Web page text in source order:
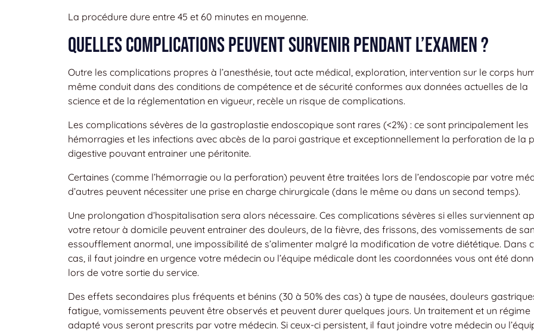
La procédure dure entre 45 et 60 minutes en moyenne.
Quelles complications peuvent survenir pendant l’examen ?
Outre les complications propres à l’anesthésie, tout acte médical, exploration, intervention sur le corps
même conduit dans des conditions de compétence et de sécurité conformes aux données actuelles de la
science et de la réglementation en vigueur, recèle un risque de complications.
Les complications sévères de la gastroplastie endoscopique sont rares (<2%) : ce sont principalement les
hémorragies et les infections avec abcès de la paroi gastrique et exceptionnellement la perforation de la
digestive pouvant entrainer une péritonite.
Certaines (comme l’hémorragie ou la perforation) peuvent être traitées lors de l’endoscopie par votre
d’autres peuvent nécessiter une prise en charge chirurgicale (dans le même ou dans un second temps).
Une prolongation d’hospitalisation sera alors nécessaire. Ces complications sévères si elles surviennent
votre retour à domicile peuvent entrainer des douleurs, de la fièvre, des frissons, des vomissements de
essoufflement anormal, une impossibilité de s’alimenter malgré la modification de votre diététique. Dans
cas, il faut joindre en urgence votre médecin ou l’équipe médicale dont les coordonnées vous ont été
lors de votre sortie du service.
Des effets secondaires plus fréquents et bénins (30 à 50% des cas) à type de nausées, douleurs
fatigue, vomissements peuvent être observés et peuvent durer quelques jours. Un traitement et un régime
adapté vous seront prescrits par votre médecin. Si ceux-ci persistent, il faut joindre votre médecin ou